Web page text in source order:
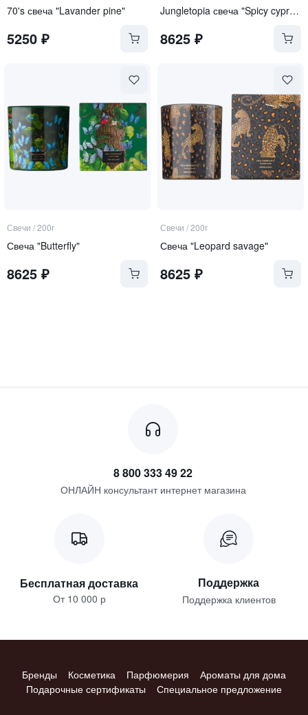
70's свеча "Lavander pine"
5250 ₽
Jungletopia свеча "Spicy cypriol"
8625₽
Свечи /200г
Свеча "Butterfly"
8625 ₽
Свечи /200г
Свеча "Leopard savage"
8625₽
8 800 333 49 22
ОНЛАЙН консультант интернет магазина
Бесплатная доставка
От 10 000 р
Поддержка
Поддержка клиентов
Бренды Косметика Парфюмерия
Ароматы для дома
Подарочные сертификаты
Специальное предложение